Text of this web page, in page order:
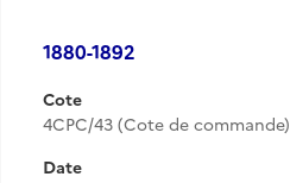
1880-1892
Cote
4CPC/43 (Cote de commande)
Date